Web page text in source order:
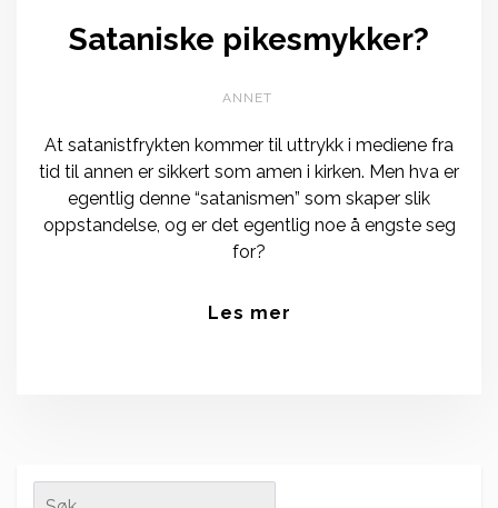
Sataniske pikesmykker?
ANNET
At satanistfrykten kommer til uttrykk i mediene fra
tid til annen er sikkert som amen i kirken. Men hva er
egentlig denne “satanismen” som skaper slik
oppstandelse, og er det egentlig noe å engste seg
for?
Les mer